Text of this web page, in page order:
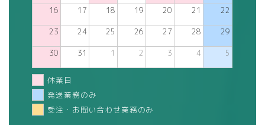
16 17 18 19 20 21 22
23 24 25 26 27 28 29
30 31 1 2 3 4 5
休業日
発送業務のみ
受注・お問い合わせ業務のみ